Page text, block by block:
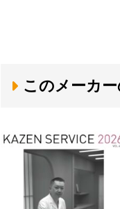
ー
ョ
このメーカ